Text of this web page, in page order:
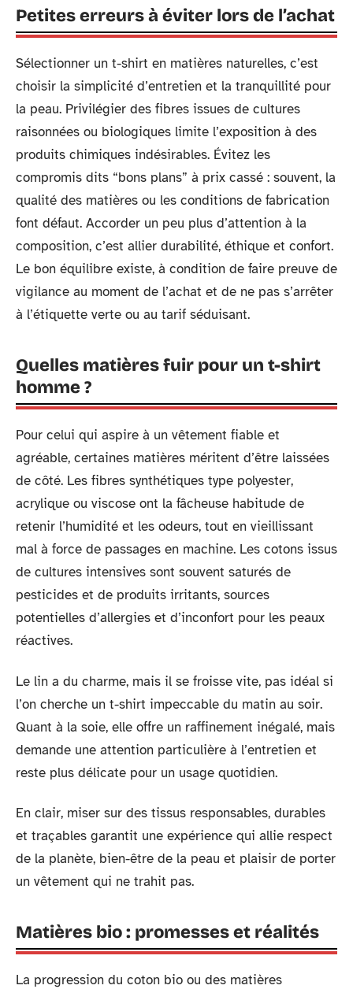
Petites erreurs à éviter lors de l’achat
Sélectionner un t-shirt en matières naturelles, c’est
choisir la simplicité d’entretien et la tranquillité pour
la peau. Privilégier des fibres issues de cultures
raisonnées ou biologiques limite l’exposition à des
produits chimiques indésirables. Évitez les
compromis dits “bons plans” à prix cassé : souvent, la
qualité des matières ou les conditions de fabrication
font défaut. Accorder un peu plus d’attention à la
composition, c’est allier durabilité, éthique et confort.
Le bon équilibre existe, à condition de faire preuve de
vigilance au moment de l’achat et de ne pas s’arrêter
à l’étiquette verte ou au tarif séduisant.
Quelles matières fuir pour un t-shirt
homme ?
Pour celui qui aspire à un vêtement fiable et
agréable, certaines matières méritent d’être laissées
de côté. Les fibres synthétiques type polyester,
acrylique ou viscose ont la fâcheuse habitude de
retenir l’humidité et les odeurs, tout en vieillissant
mal à force de passages en machine. Les cotons issus
de cultures intensives sont souvent saturés de
pesticides et de produits irritants, sources
potentielles d’allergies et d’inconfort pour les peaux
réactives.
Le lin a du charme, mais il se froisse vite, pas idéal si
l’on cherche un t-shirt impeccable du matin au soir.
Quant à la soie, elle offre un raffinement inégalé, mais
demande une attention particulière à l’entretien et
reste plus délicate pour un usage quotidien.
En clair, miser sur des tissus responsables, durables
et traçables garantit une expérience qui allie respect
de la planète, bien-être de la peau et plaisir de porter
un vêtement qui ne trahit pas.
Matières bio : promesses et réalités
La progression du coton bio ou des matières